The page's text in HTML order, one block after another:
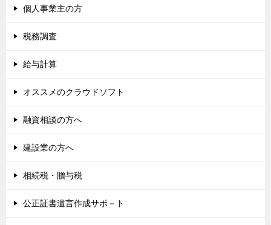
個人事業主の方
税務調査
給与計算
オススメのクラウドソフト
融資相談の方へ
建設業の方へ
相続税・贈与税
公正証書遺言作成サポ－ト